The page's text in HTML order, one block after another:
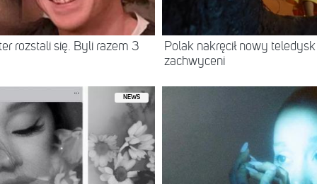
rozstali się. Byli razem 3
Polak nakręcił nowy
zachwyceni
NEWS